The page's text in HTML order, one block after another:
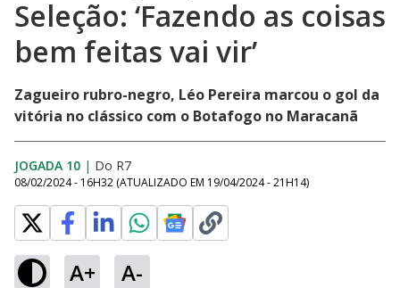
Seleção: ‘Fazendo as coisas
bem feitas vai vir’
Zagueiro rubro-negro, Léo Pereira marcou o gol da
vitória no clássico com o Botafogo no Maracanã
JOGADA 10 | Do R7
08/02/2024 - 16H32 (ATUALIZADO EM 19/04/2024 - 21H14)
A+ A-